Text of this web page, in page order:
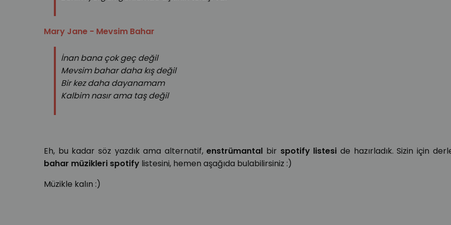
Mary Jane - Mevsim Bahar
İnan bana çok geç değil
Mevsim bahar daha kış değil
Bir kez daha dayanamam
Kalbim nasır ama taş değil
Eh, bu kadar söz yazdık ama alternatif,enstrümantal bir spotify listesi de hazırladık. Sizin için
bahar müzikleri spotify listesini, hemen aşağıda bulabilirsiniz :)
Müzikle kalın :)